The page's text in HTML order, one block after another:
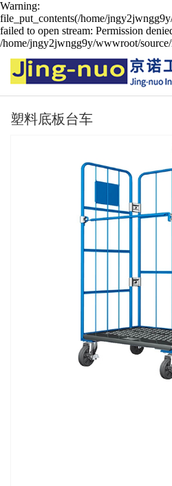
Warning:
file_put_contents(/home/
failed to open stream: Permission
/home/jngy2jwngg9y/wwwroot/
塑料底板台车